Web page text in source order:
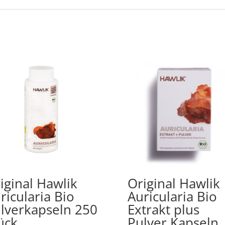
Hawlik
Bio
250
Original Hawlik
Auricularia Bio
Extrakt plus